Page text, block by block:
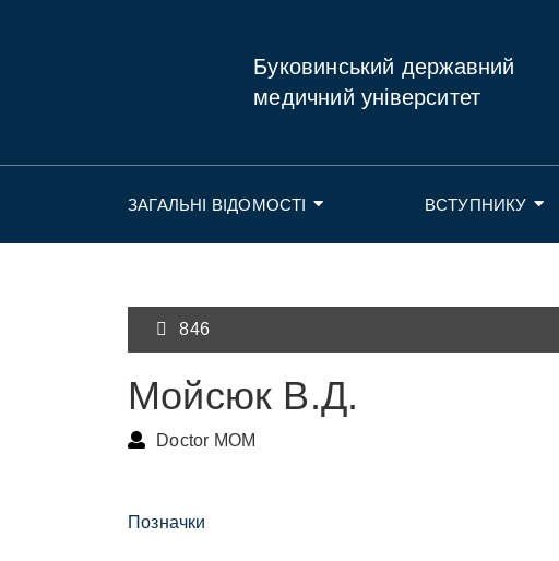
Буковинський державний
медичний університет
ЗАГАЛЬНІ ВІДОМОСТІ ВСТУПНИКУ
846
Мойсюк В.Д.
Doctor MOM
Позначки